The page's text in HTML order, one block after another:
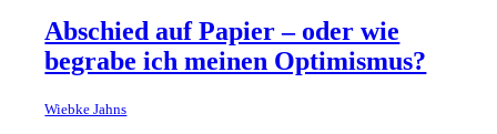
Abschied auf Papier – oder wie
begrabe ich meinen Optimismus?
Wiebke Jahns